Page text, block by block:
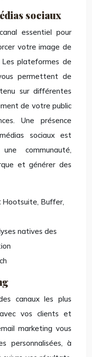
sociaux
essentiel pour
votre image de
plateformes de
permettent de
sur différentes
de votre public
Une présence
sociaux est
communauté,
et générer des
Hootsuite, Buffer,
natives des
canaux les plus
vos clients et
marketing vous
personnalisées, à